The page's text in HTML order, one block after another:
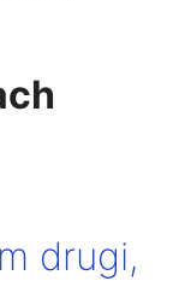
drugi,